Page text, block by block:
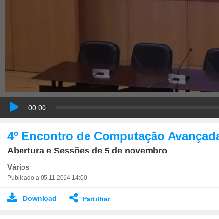
00:00
4º Encontro de Computação
Abertura e Sessões de 5 de novembro
Vários
Publicado a 05.11.2024 14:00
Download Partilhar